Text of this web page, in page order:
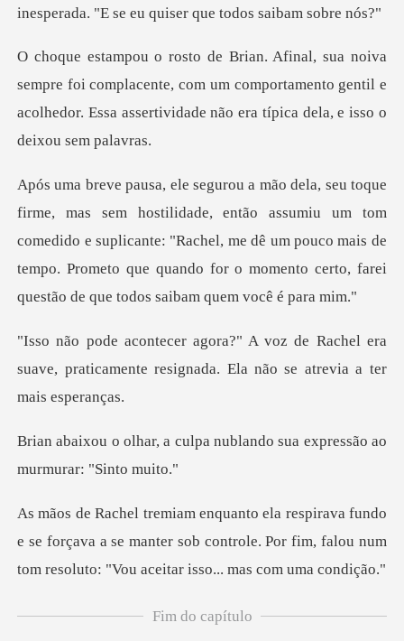
i complacente, com um comportamento gentil e
acolhedor. Essa as
ão assumiu um tom
comedido e suplicante: "Rachel, me dê um pouco mais de
tempo. Prometo
Rachel era
suave, praticamente resignada.
lpa nublando sua expressão
se forçava a se manter sob controle. Por fim, falou num
Fim do capítulo